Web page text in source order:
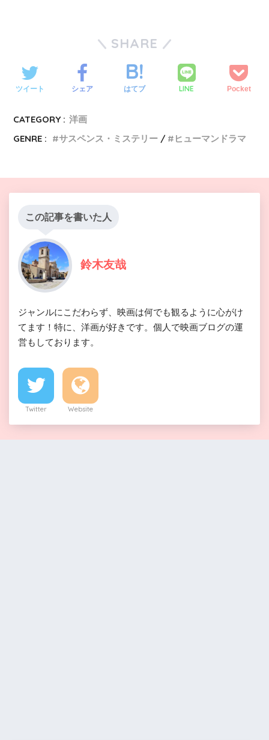
SHARE
ツイート シェア はてブ LINE Pocket
CATEGORY : 洋画
GENRE :
サスペンス・ミステリー ヒューマンドラマ
この記事を書いた人
鈴木友哉
ジャンルにこだわらず、映画は何でも観るように心がけ
てます！特に、洋画が好きです。個人で映画ブログの運
営もしております。
Twitter Website